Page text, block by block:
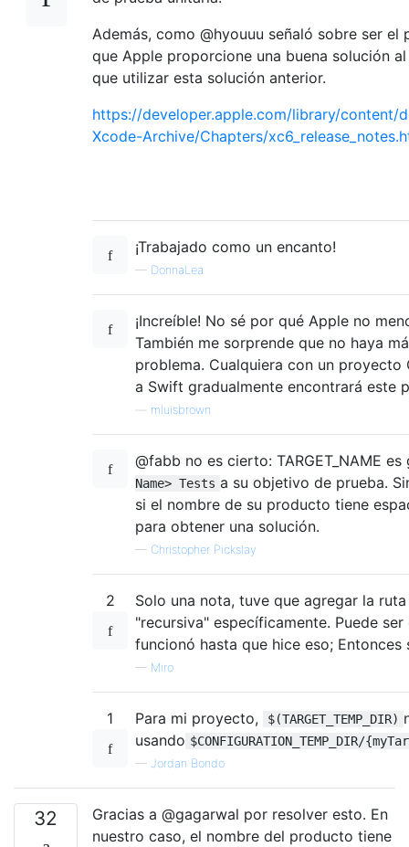
Además, como @hyouuu señaló sobre ser
que Apple proporcione una buena solución
que utilizar esta solución anterior.
https://developer.apple.com/library/content/
Xcode-Archive/Chapters/
¡Trabajado como un encanto!
— DonnaLea
¡Increíble! No sé por qué Apple no
También me sorprende que no haya
problema. Cualquiera con un
a Swift gradualmente encontrará este
mluisbrown
@fabb no es cierto: TARGET_NAME
Name> Tests a su objetivo de prueba.
si el nombre de su producto tiene
para obtener una solución.
— Christopher Pickslay
2
Solo una nota, tuve que agregar la
"recursiva" específicamente. Puede
funcionó hasta que hice eso;
— Miro
1 Para mi proyecto, $(TARGET_TEMP_DIR)
usando $CONFIGURATION_TEMP_DIR/
— Jordan Bondo
32
Gracias a @gagarwal por resolver esto. En
nuestro caso, el nombre del producto tiene